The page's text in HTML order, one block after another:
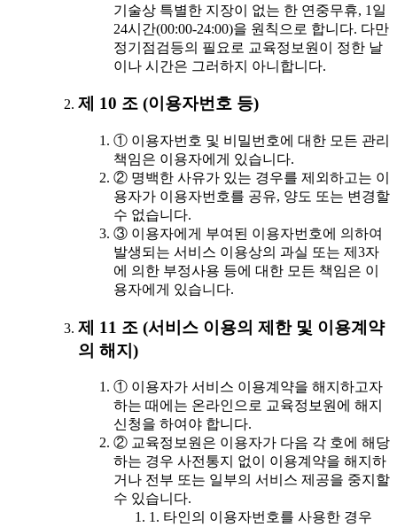
기술상 특별한 지장이 없는 한 연중무휴, 1일
24시간(00:00-24:00)을 원칙으로 합니다. 다만
정기점검등의 필요로 교육정보원이 정한 날
이나 시간은 그러하지 아니합니다.
제 10 조 (이용자번호 등)
① 이용자번호 및 비밀번호에 대한 모든 관리
책임은 이용자에게 있습니다.
② 명백한 사유가 있는 경우를 제외하고는 이
용자가 이용자번호를 공유, 양도 또는 변경할
수 없습니다.
③ 이용자에게 부여된 이용자번호에 의하여
발생되는 서비스 이용상의 과실 또는 제3자
에 의한 부정사용 등에 대한 모든 책임은 이
용자에게 있습니다.
제 11 조 (서비스 이용의 제한 및 이용계약
의 해지)
① 이용자가 서비스 이용계약을 해지하고자
하는 때에는 온라인으로 교육정보원에 해지
신청을 하여야 합니다.
② 교육정보원은 이용자가 다음 각 호에 해당
하는 경우 사전통지 없이 이용계약을 해지하
거나 전부 또는 일부의 서비스 제공을 중지할
수 있습니다.
1. 타인의 이용자번호를 사용한 경우